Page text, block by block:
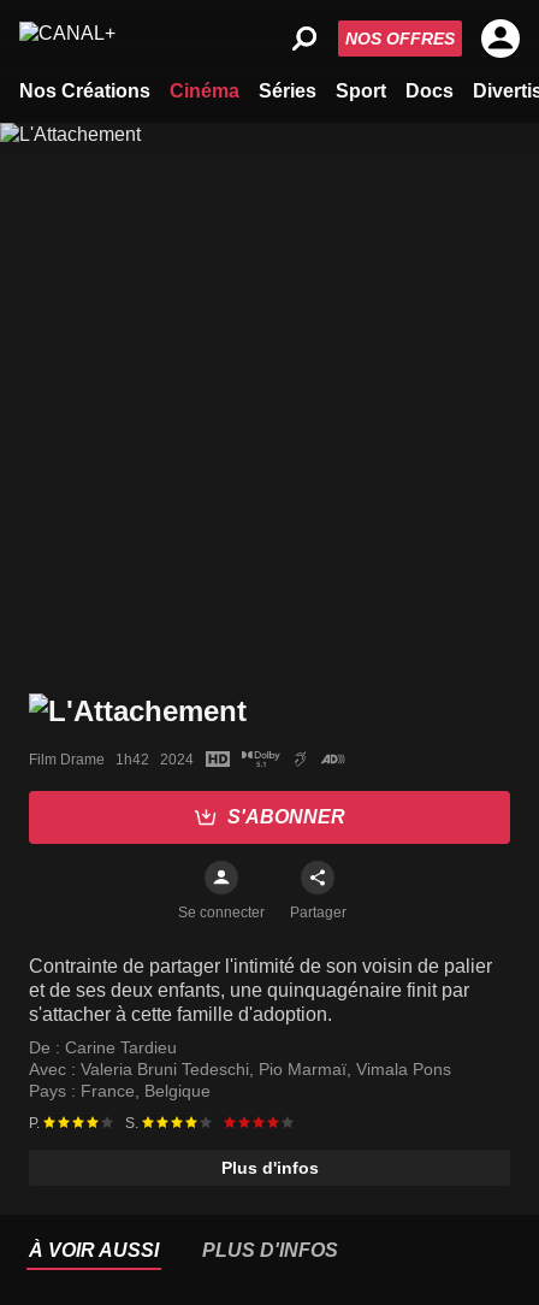
Nos Créations Cinéma Séries Sport Docs
NOS OFFRES
Film Drame   1h42   2024
S'ABONNER
Se connecter Partager
Contrainte de partager l'intimité de son voisin de palier
et de ses deux enfants, une quinquagénaire finit par
s'attacher à cette famille d'adoption.
De : Carine Tardieu
Avec : Valeria Bruni Tedeschi, Pio Marmaï, Vimala Pons
Pays : France, Belgique
P. S.
Plus d'infos
À VOIR AUSSI PLUS D'INFOS